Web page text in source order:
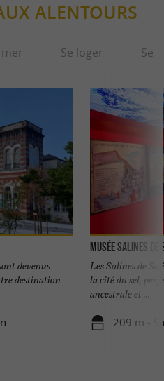
ALENTOURS
Se loger Se
devenus
destination
Musée Salines
Les Salines de
la cité du sel,
ancestrale et ...
209 m -